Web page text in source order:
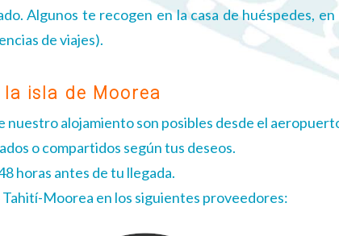
Algunos te recogen en la casa de huéspedes,
de viajes).
isla de Moorea
nuestro alojamiento son posibles desde el
o compartidos según tus deseos.
horas antes de tu llegada.
Moorea en los siguientes proveedores: